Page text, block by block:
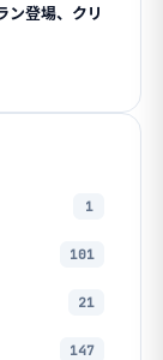
登場、クリ
1
101
21
147